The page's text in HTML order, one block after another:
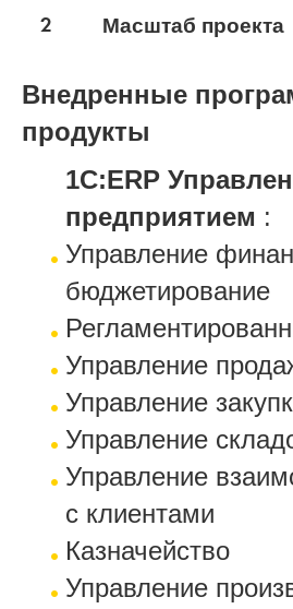
2 Масштаб проекта
Внедренные
продукты
1С:ERP
предприятием :
Управление
бюджетирование
Управление
Управление
Управление
Управление
с клиентами
Казначейство
Управление